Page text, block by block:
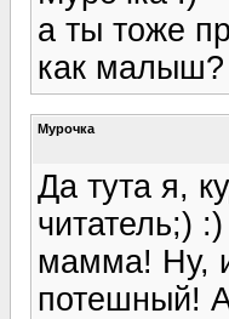
а ты тоже
как малыш?
Мурочка
Да тута я,
читатель;)
мамма! Ну,
потешный!